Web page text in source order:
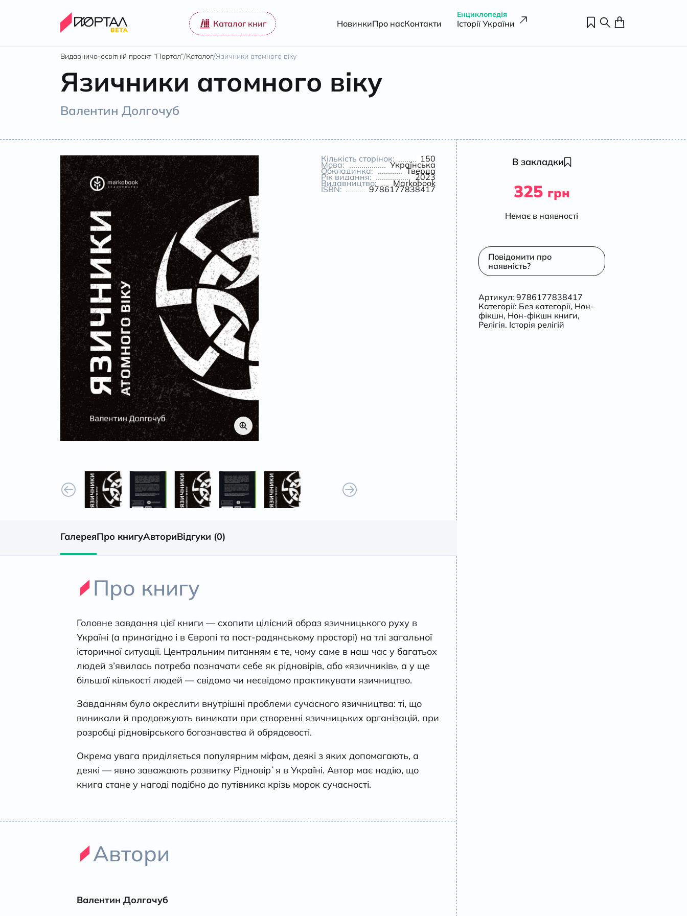
Каталог книг НовинкиПро насКонтакти
Енциклопедія
Історії України
Видавничо-освітній проєкт “Портал”/Каталог/Язичники атомного віку
Язичники атомного віку
Валентин Долгочуб
Кількість сторінок: 150
Мова: Українська
Обкладинка: Тверда
Рік видання: 2023
Видавництво: Markobook
ISBN: 9786177838417
ГалереяПро книгуАвториВідгуки (0)
Про книгу
Головне завдання цієї книги — схопити цілісний образ язичницького руху в
Україні (а принагідно і в Європі та пост-радянському просторі) на тлі загальної
історичної ситуації. Центральним питанням є те, чому саме в наш час у багатьох
людей з’явилась потреба позначати себе як рідновірів, або «язичників», а у ще
більшої кількості людей — свідомо чи несвідомо практикувати язичництво.
Завданням було окреслити внутрішні проблеми сучасного язичництва: ті, що
виникали й продовжують виникати при створенні язичницьких організацій, при
розробці рідновірського богознавства й обрядовості.
Окрема увага приділяється популярним міфам, деякі з яких допомагають, а
деякі — явно заважають розвитку Рідновір`я в Україні. Автор має надію, що
книга стане у нагоді подібно до путівника крізь морок сучасності.
Автори
Валентин Долгочуб
В закладки
325 грн
Немає в наявності
Повідомити про
наявність?
Артикул: 9786177838417
Категорії: Без категорії, Нон-
фікшн, Нон-фікшн книги,
Релігія. Історія релігій